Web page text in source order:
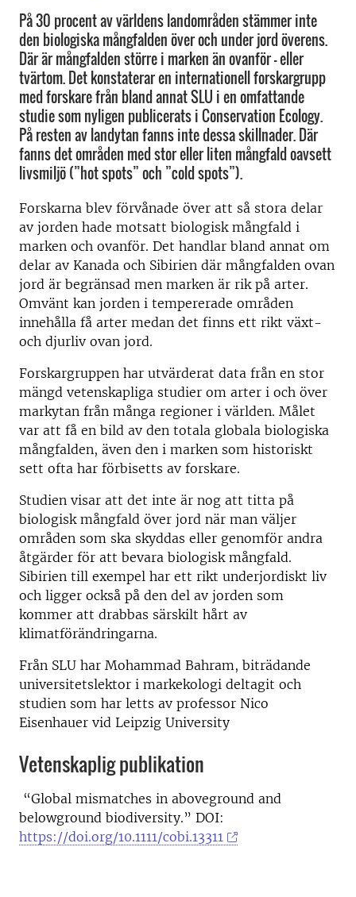
På 30 procent av världens landområden stämmer inte
den biologiska mångfalden över och under jord överens.
Där är mångfalden större i marken än ovanför – eller
tvärtom. Det konstaterar en internationell forskargrupp
med forskare från bland annat SLU i en omfattande
studie som nyligen publicerats i Conservation Ecology.
På resten av landytan fanns inte dessa skillnader. Där
fanns det områden med stor eller liten mångfald oavsett
livsmiljö (”hot spots” och ”cold spots”).
Forskarna blev förvånade över att så stora delar
av jorden hade motsatt biologisk mångfald i
marken och ovanför. Det handlar bland annat om
delar av Kanada och Sibirien där mångfalden ovan
jord är begränsad men marken är rik på arter.
Omvänt kan jorden i tempererade områden
innehålla få arter medan det finns ett rikt växt-
och djurliv ovan jord.
Forskargruppen har utvärderat data från en stor
mängd vetenskapliga studier om arter i och över
markytan från många regioner i världen. Målet
var att få en bild av den totala globala biologiska
mångfalden, även den i marken som historiskt
sett ofta har förbisetts av forskare.
Studien visar att det inte är nog att titta på
biologisk mångfald över jord när man väljer
områden som ska skyddas eller genomför andra
åtgärder för att bevara biologisk mångfald.
Sibirien till exempel har ett rikt underjordiskt liv
och ligger också på den del av jorden som
kommer att drabbas särskilt hårt av
klimatförändringarna.
Från SLU har Mohammad Bahram, biträdande
universitetslektor i markekologi deltagit och
studien som har letts av professor Nico
Eisenhauer vid Leipzig University
Vetenskaplig publikation
“Global mismatches in aboveground and
belowground biodiversity.” DOI:
https://doi.org/10.1111/cobi.13311